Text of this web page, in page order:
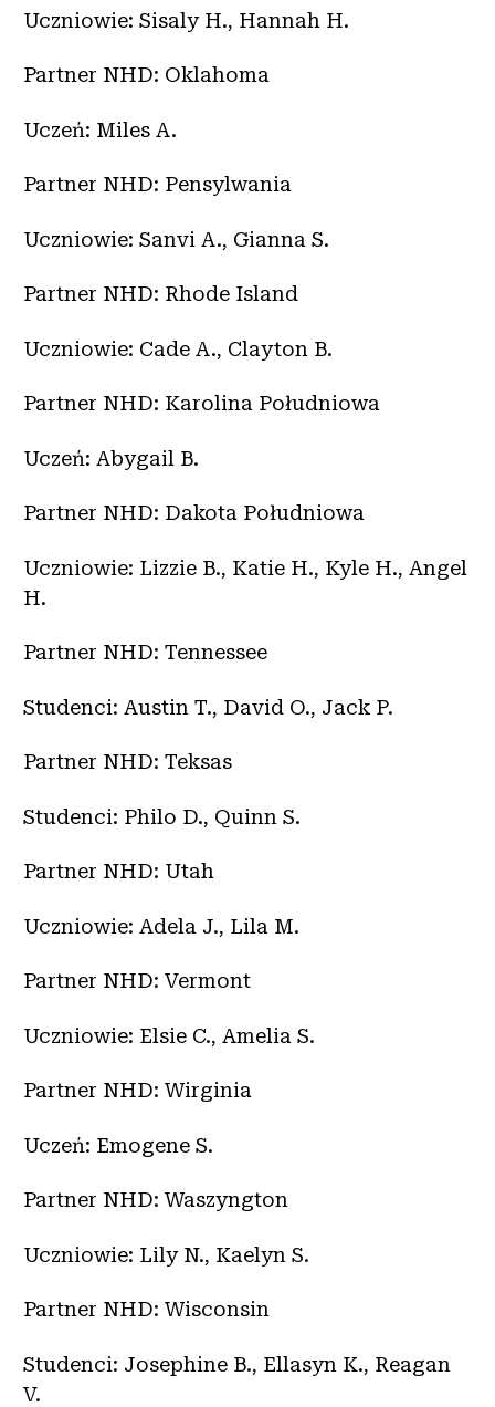
Uczniowie: Sisaly H., Hannah H.
Partner NHD: Oklahoma
Uczeń: Miles A.
Partner NHD: Pensylwania
Uczniowie: Sanvi A., Gianna S.
Partner NHD: Rhode Island
Uczniowie: Cade A., Clayton B.
Partner NHD: Karolina Południowa
Uczeń: Abygail B.
Partner NHD: Dakota Południowa
Uczniowie: Lizzie B., Katie H., Kyle H., Angel
H.
Partner NHD: Tennessee
Studenci: Austin T., David O., Jack P.
Partner NHD: Teksas
Studenci: Philo D., Quinn S.
Partner NHD: Utah
Uczniowie: Adela J., Lila M.
Partner NHD: Vermont
Uczniowie: Elsie C., Amelia S.
Partner NHD: Wirginia
Uczeń: Emogene S.
Partner NHD: Waszyngton
Uczniowie: Lily N., Kaelyn S.
Partner NHD: Wisconsin
Studenci: Josephine B., Ellasyn K., Reagan
V.